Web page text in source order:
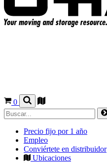
0
Precio fijo por 1 año
Empleo
Conviértete en distribuidor
Ubicaciones